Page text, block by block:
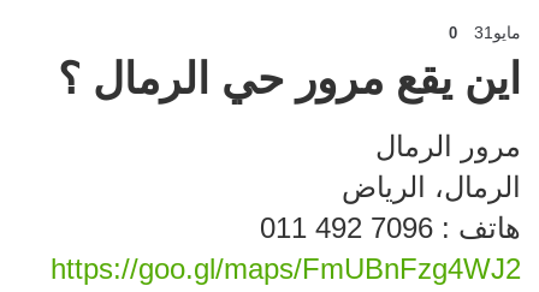
مايو 31
0
اين يقع مرور حي الرمال ؟
مرور الرمال
الرمال، الرياض
هاتف : ‏‪011 492 7096‬‏
https://goo.gl/maps/FmUBnFzg4WJ2